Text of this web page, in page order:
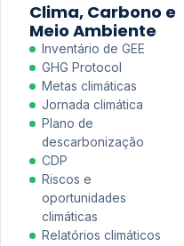
Clima, Carbono e
Meio Ambiente
Inventário de GEE
GHG Protocol
Metas climáticas
Jornada climática
Plano de
descarbonização
CDP
Riscos e
oportunidades
climáticas
Relatórios climáticos